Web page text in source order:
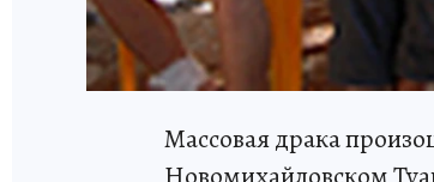
Массовая драка